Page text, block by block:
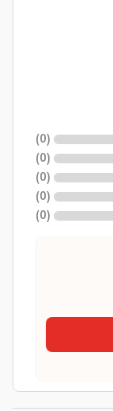
(
0
)
(
0
)
(
0
)
(
0
)
(
0
)